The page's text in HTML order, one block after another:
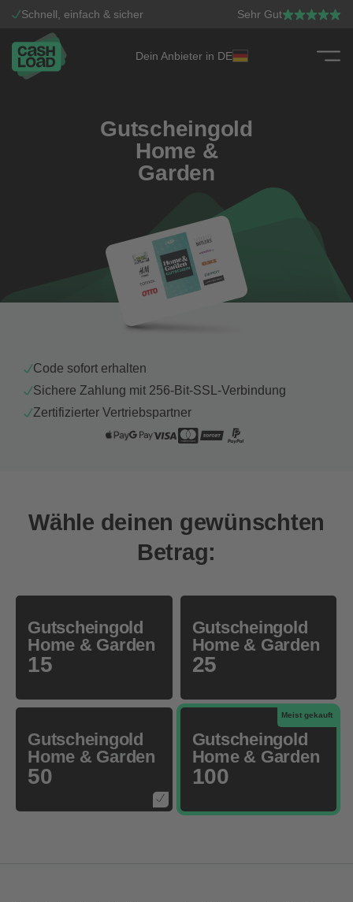
Schnell, einfach & sicher Sehr Gut
Dein Anbieter in DE
Gutscheingold
Home &
Garden
Code sofort erhalten
Sichere Zahlung mit 256-Bit-SSL-Verbindung
Zertifizierter Vertriebspartner
Wähle deinen gewünschten
Betrag:
Gutscheingold
Home & Garden
15
Gutscheingold
Home & Garden
25
Gutscheingold
Home & Garden
50
Gutscheingold
Home & Garden
100
Meist gekauft